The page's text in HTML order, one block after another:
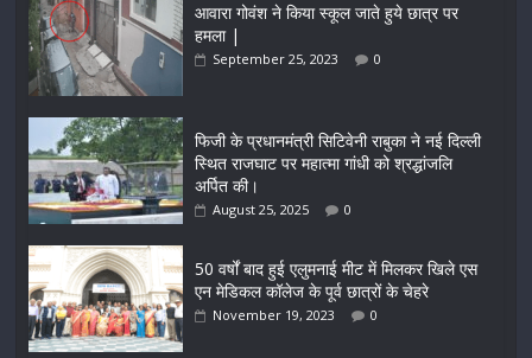
आवारा गोवंश ने किया स्कूल जाते हुये छात्र पर
हमला |
September 25, 2023 0
फिजी के प्रधानमंत्री सिटिवेनी राबुका ने नई दिल्ली
स्थित राजघाट पर महात्मा गांधी को श्रद्धांजलि
अर्पित की।
August 25, 2025 0
50 वर्षों बाद हुई एलुमनाई मीट में मिलकर खिले एस
एन मेडिकल कॉलेज के पूर्व छात्रों के चेहरे
November 19, 2023 0